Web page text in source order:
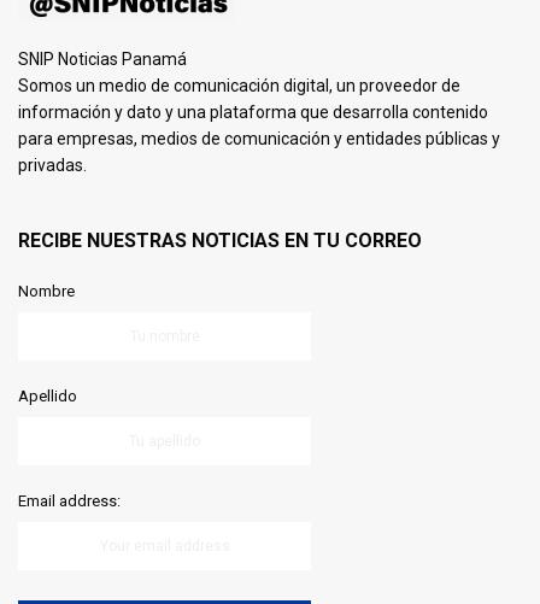
SNIP Noticias Panamá
Somos un medio de comunicación digital, un proveedor de
información y dato y una plataforma que desarrolla contenido
para empresas, medios de comunicación y entidades públicas y
privadas.
RECIBE NUESTRAS NOTICIAS EN TU CORREO
Nombre
Apellido
Email address: